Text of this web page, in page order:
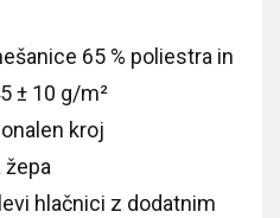
65 % poliestra in
± 10 g/m²
kroj
žepa
hlačnici z dodatnim